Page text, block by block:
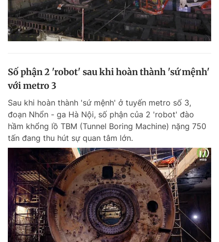
0906 645 777 0908 780 404
Đặt báo Quảng cáo RSS Tòa soạn Chính sách bảo
Phó tổng biên tập: Lâm Hiếu Dũng
Phó tổng biên tập: Trần Việt Hưng
Tổng thư ký tòa soạn: Đức Trung
Giấy phép xuất bản số 110/GP - BTTTT cấp ngày 24.3.2020
© 2003-2026 Bản quyền thuộc về Báo Thanh Niên. Cấm sao chép
dưới mọi hình thức nếu không có sự chấp thuận bằng văn bản.
Phát triển bởi ePi Technologies, JSC.
Số phận 2 'robot' sau khi hoàn thành 'sứ mệnh'
với metro 3
Sau khi hoàn thành 'sứ mệnh' ở tuyến metro số 3,
đoạn Nhổn - ga Hà Nội, số phận của 2 'robot' đào
hầm khổng lồ TBM (Tunnel Boring Machine) nặng 750
tấn đang thu hút sự quan tâm lớn.